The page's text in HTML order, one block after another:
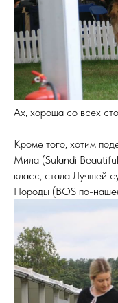
Ах, хороша со всех
Кроме того, хотим
Мила (Sulandi
класс, стала Лучшей
Породы (BOS по-